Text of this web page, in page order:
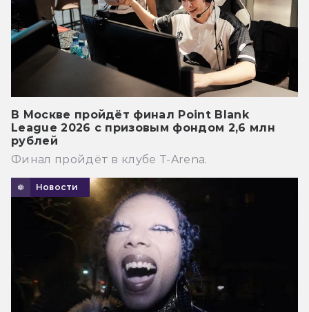
В Москве пройдёт финал Point Blank
League 2026 с призовым фондом 2,6 млн
рублей
Финал пройдёт в клубе T-Arena.
Новости